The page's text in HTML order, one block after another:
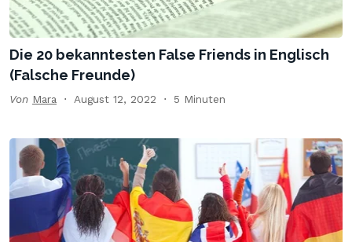
Die 20 bekanntesten False Friends in Englisch
(Falsche Freunde)
Von Mara August 12, 2022 5 Minuten